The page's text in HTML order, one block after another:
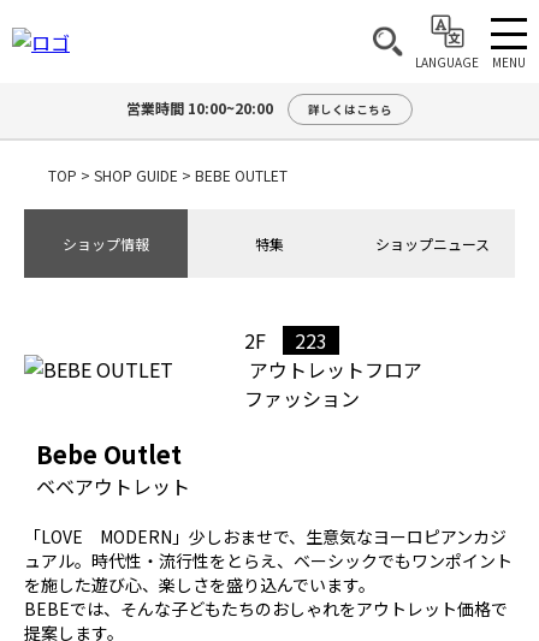
LANGUAGE MENU
営業時間 10:00~20:00 詳しくはこちら
TOP > SHOP GUIDE > BEBE OUTLET
ショップ情報 特集 ショップニュース
2F
223
アウトレットフロア
ファッション
Bebe Outlet
ベベアウトレット
「LOVE MODERN」少しおませで、生意気なヨーロピアンカジ
ュアル。時代性・流行性をとらえ、ベーシックでもワンポイント
を施した遊び心、楽しさを盛り込んでいます。
BEBEでは、そんな子どもたちのおしゃれをアウトレット価格で
提案します。